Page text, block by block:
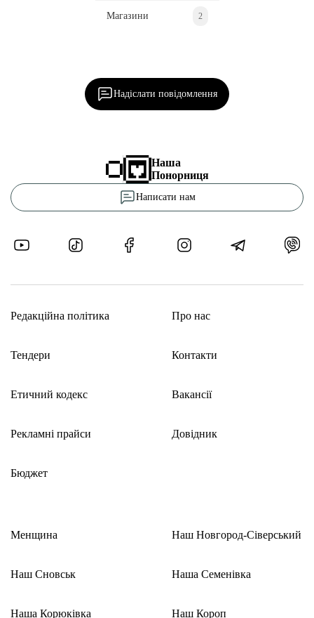
Магазини 2
Надіслати повідомлення
Наша
Понорниця
Написати нам
Редакційна політика
Тендери
Етичний кодекс
Рекламні прайси
Бюджет
Про нас
Контакти
Вакансії
Довідник
Менщина
Наш Сновськ
Наша Корюківка
Наш Новгород-Сіверський
Наша Семенівка
Наш Короп